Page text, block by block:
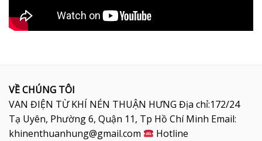
VỀ CHÚNG TÔI
VAN ĐIỆN TỪ KHÍ NÉN THUẬN HƯNG Địa chỉ:172/24
Tạ Uyên, Phường 6, Quận 11, Tp Hồ Chí Minh Email:
khinenthuanhung@gmail.com
Hotline